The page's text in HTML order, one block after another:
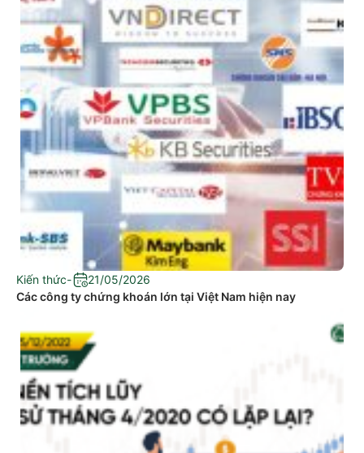
Kiến thức-
21/05/2026
Các công ty chứng khoán lớn tại Việt Nam hiện nay